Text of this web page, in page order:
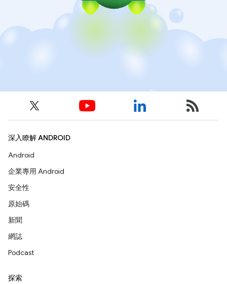
深入瞭解 ANDROID
Android
企業專用 Android
安全性
原始碼
新聞
網誌
Podcast
探索